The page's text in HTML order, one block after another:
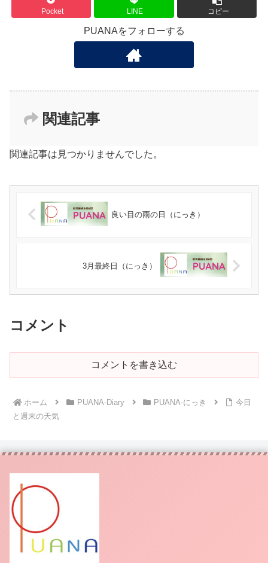
Pocket LINE コピー
PUANAをフォローする
関連記事
関連記事は見つかりませんでした。
良い目の雨の日（にっき）
3月最終日（にっき）
コメント
コメントを書き込む
ホーム PUANA-Diary PUANA-にっき
今日
と週末の天気